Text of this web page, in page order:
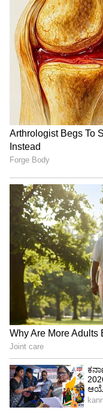
ಕರ್ನಾಟಕ ಮತದಾರರ
'ವಿಶೇಷ ಸಮಗ್ರ ಪರಿಷ್ಕರಣೆ'
2026: ಹೊಸ ವೇಳಾಪಟ್ಟಿ
ಪ್ರಕಟಿಸಿದ ಚುನಾವಣಾ
ತಮಿಳುನಾಡು
ವಿಜಯ್-ಸ್ಟಾಲಿನ್ ಮಧ್ಯೆ
ಕಿಚ್ಚು, ಕರ್ನಾಟಕದೊಂದಿಗೆ
ಮಾತನಾಡಿದ್ರೆ ತಪ್ಪೇನಿದೆ?
LATEST VIDEOS
"ರಾಜಕೀಯ ಬೇಡ,
ಕನಕೋತ್ಸವದಲ್ಲಿ
Shetty speech |
ಶೇ.50 ರಿಂದ ಶೇ.18
ಟ್ರಂಪ್ ಐತಿಹಾಸಿಕ
Trade Deal | Party